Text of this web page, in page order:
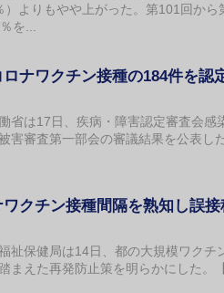
）よりもやや上がった。第101回か
を...
ナワクチン接種の184件を認
省は17日、疾病・障害認定審査会感
害審査第一部会の審議結果を公表し
ワクチン接種間隔を熟知し誤
祉保健局は14日、都の大規模ワクチ
まえた再発防止策を明らかにした。